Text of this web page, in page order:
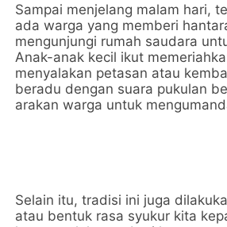
Sampai menjelang malam hari,
ada warga yang memberi
mengunjungi rumah saudara
Anak-anak kecil ikut
menyalakan petasan atau
beradu dengan suara pukulan
arakan warga untuk
Selain itu, tradisi ini juga
atau bentuk rasa syukur kita